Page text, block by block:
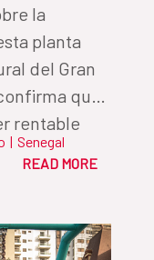
la
planta
del Gran
que
rentable
uno
| Senegal
READ MORE